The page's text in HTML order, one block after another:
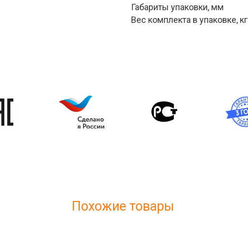
Габариты упаковки, мм
Вес комплекта в упаковке, кг
Похожие товары